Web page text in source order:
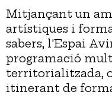
Mitjançant un
artístiques i
sabers, l'Espai
programació
territorialitzada,
itinerant de